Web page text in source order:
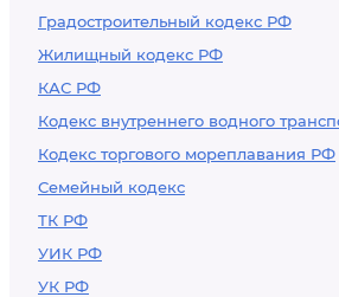
Градостроительный кодекс РФ
Жилищный кодекс РФ
КАС РФ
Кодекс внутреннего водного
Кодекс торгового мореплавания РФ
Семейный кодекс
ТК РФ
УИК РФ
УК РФ